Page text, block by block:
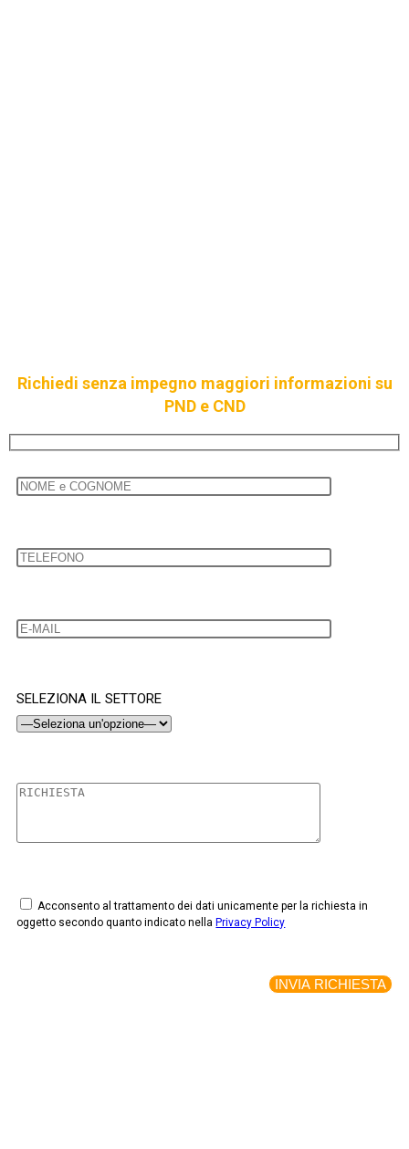
Richiedi senza impegno maggiori informazioni su
PND e CND
SELEZIONA IL SETTORE
Acconsento al trattamento dei dati unicamente per la richiesta in
oggetto secondo quanto indicato nella Privacy Policy